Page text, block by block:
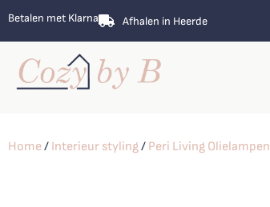
Betalen met Klarna Afhalen in Heerde
Home/ Interieur styling/ Peri Living Olielampen